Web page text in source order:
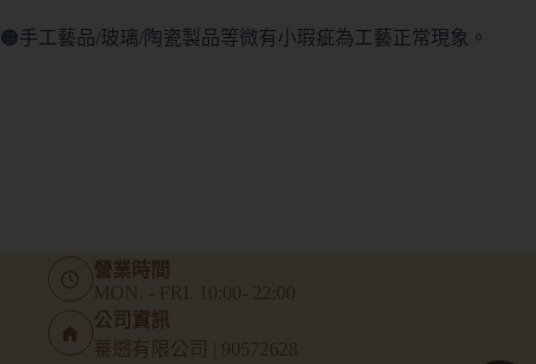
🟠手工藝品/玻璃/陶瓷製品等微有小瑕疵為工藝正常現象。
營業時間
MON. - FRI. 10:00- 22:00
公司資訊
驀遡有限公司 | 90572628